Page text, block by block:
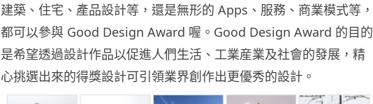
建築、住宅、產品設計等，還是無形的 Apps、服務、商業模式等，
都可以參與 Good Design Award 喔。Good Design Award 的目的
是希望透過設計作品以促進人們生活、工業産業及社會的發展，精
心挑選出來的得獎設計可引領業界創作出更優秀的設計。